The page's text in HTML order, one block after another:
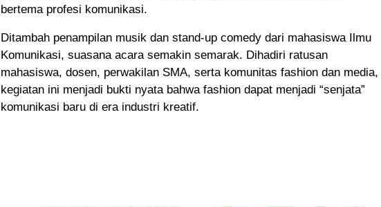
bertema profesi komunikasi.
Ditambah penampilan musik dan stand-up comedy dari mahasiswa Ilmu
Komunikasi, suasana acara semakin semarak. Dihadiri ratusan
mahasiswa, dosen, perwakilan SMA, serta komunitas fashion dan media,
kegiatan ini menjadi bukti nyata bahwa fashion dapat menjadi “senjata”
komunikasi baru di era industri kreatif.